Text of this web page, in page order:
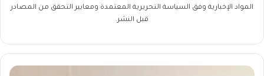
المواد الإخبارية وفق السياسة التحريرية المعتمدة ومعايير التحقق من المصادر
قبل النشر.
لأول